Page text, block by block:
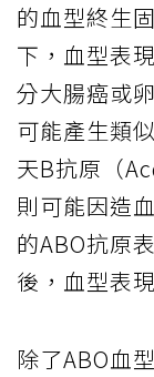
的血型終生
下，血型表
分大腸癌或
可能產生類
天B抗原（
則可能因造
的ABO抗原
後，血型表
除了ABO血